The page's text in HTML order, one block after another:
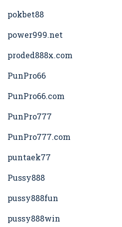
pokbet88
power999.net
proded888x.com
PunPro66
PunPro66.com
PunPro777
PunPro777.com
puntaek77
Pussy888
pussy888fun
pussy888win